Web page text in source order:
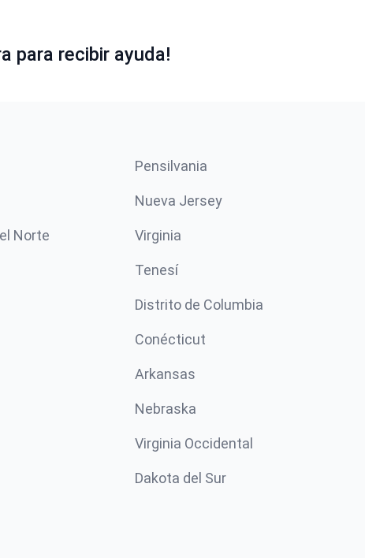
para recibir ayuda!
Pensilvania
Nueva Jersey
Norte Virginia
Tenesí
Distrito de Columbia
Conécticut
Arkansas
Nebraska
Virginia Occidental
Dakota del Sur